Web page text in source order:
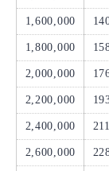
1,600,000
1,800,000
2,000,000
2,200,000
2,400,000
2,600,000